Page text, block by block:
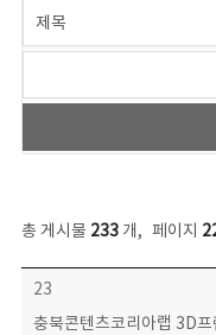
총 게시물 233개, 페이지
보도자료 목록 - 번호, 제목, 작성자, 파일, 조회수, 작성일 정보 제공
23
충북콘텐츠코리아랩 3D프